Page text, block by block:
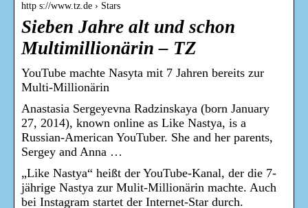
http s://www.tz.de › Stars
Sieben Jahre alt und schon
Multimillionärin – TZ
YouTube machte Nasyta mit 7 Jahren bereits zur
Multi-Millionärin
Anastasia Sergeyevna Radzinskaya (born January
27, 2014), known online as Like Nastya, is a
Russian-American YouTuber. She and her parents,
Sergey and Anna …
„Like Nastya“ heißt der YouTube-Kanal, der die 7-
jährige Nastya zur Mulit-Millionärin machte. Auch
bei Instagram startet der Internet-Star durch.